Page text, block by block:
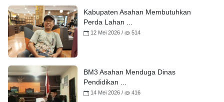
Kabupaten Asahan Membutuhkan
Perda Lahan ...
12 Mei 2026 / 514
BM3 Asahan Menduga Dinas
Pendidikan ...
14 Mei 2026 / 416